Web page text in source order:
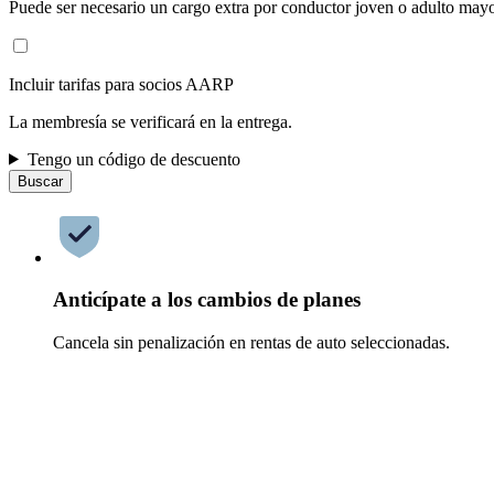
Puede ser necesario un cargo extra por conductor joven o adulto
Incluir tarifas para socios AARP
La membresía se verificará en la entrega.
Tengo un código de descuento
Buscar
Anticípate a los cambios de planes
Cancela sin penalización en rentas de auto seleccionadas.